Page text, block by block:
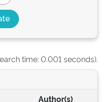
time: 0.001 seconds).
Author(s)